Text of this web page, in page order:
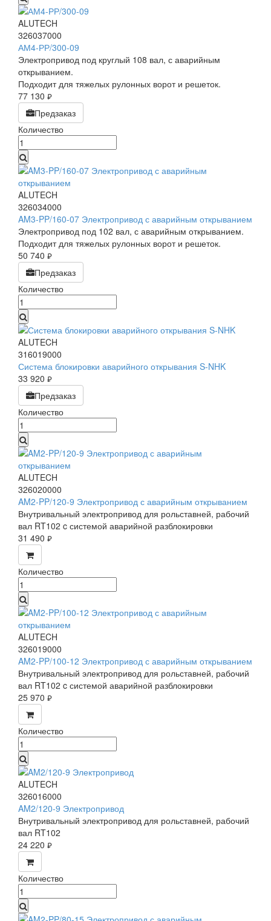
ALUTECH
326037000
АМ4-РР/300-09
Электропривод под круглый 108 вал, с аварийным
открыванием.
Подходит для тяжелых рулонных ворот и решеток.
77 130 руб.
Предзаказ
Количество
ALUTECH
326034000
AM3-PP/160-07 Электропривод с аварийным открыванием
Электропривод под 102 вал, с аварийным открыванием.
Подходит для тяжелых рулонных ворот и решеток.
50 740 руб.
Предзаказ
Количество
ALUTECH
316019000
Система блокировки аварийного открывания S-NHK
33 920 руб.
Предзаказ
Количество
ALUTECH
326020000
AM2-PP/120-9 Электропривод с аварийным открыванием
Внутривальный электропривод для рольставней, рабочий
вал RT102 c системой аварийной разблокировки
31 490 руб.
Количество
ALUTECH
326019000
AM2-PP/100-12 Электропривод с аварийным открыванием
Внутривальный электропривод для рольставней, рабочий
вал RT102 c системой аварийной разблокировки
25 970 руб.
Количество
ALUTECH
326016000
AM2/120-9 Электропривод
Внутривальный электропривод для рольставней, рабочий
вал RT102
24 220 руб.
Количество